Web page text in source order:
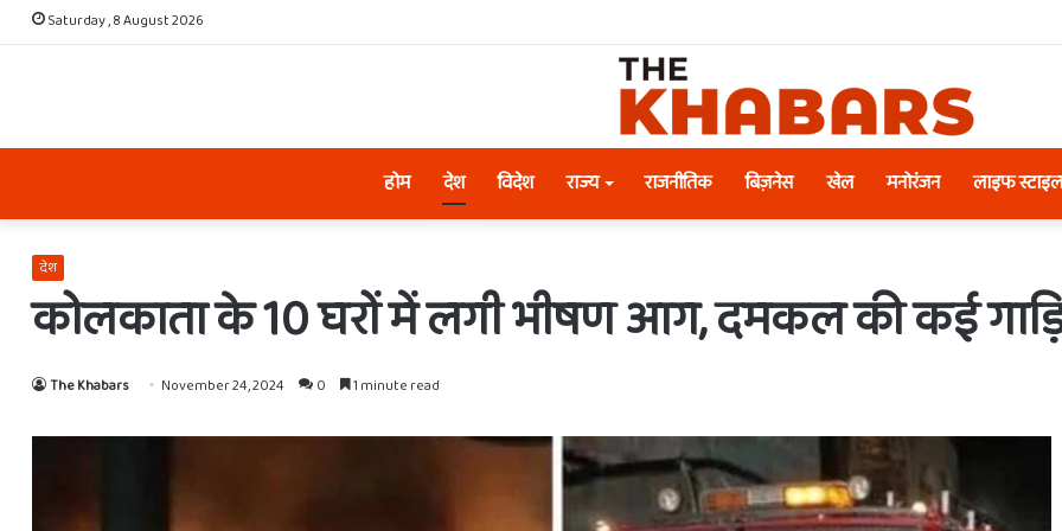
Saturday , 8 August 2026
होम देश विदेश राज्य राजनीतिक बिज़नेस खेल मनोरंजन लाइफ स्टाइल
देश
कोलकाता के 10 घरों में लगी भीषण आग, दमकल की कई
The Khabars November 24, 2024 0 1 minute read